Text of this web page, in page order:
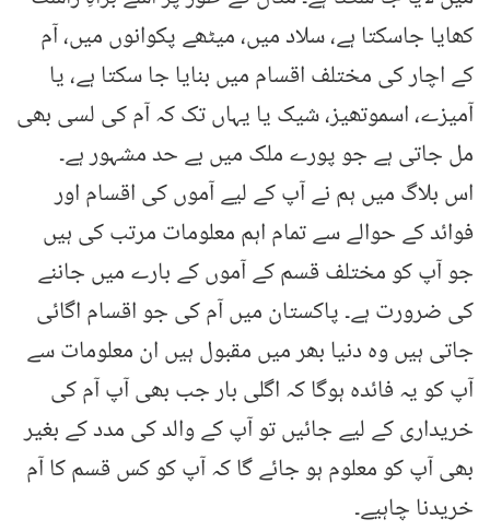
کھایا جاسکتا ہے، سلاد میں، میٹھے پکوانوں میں، آم
کے اچار کی مختلف اقسام میں بنایا جا سکتا ہے، یا
آمیزے، اسموتھیز، شیک یا یہاں تک کہ آم کی لسی بھی
مل جاتی ہے جو پورے ملک میں بے حد مشہور ہے۔
اس بلاگ میں ہم نے آپ کے لیے آموں کی اقسام اور
فوائد کے حوالے سے تمام اہم معلومات مرتب کی ہیں
جو آپ کو مختلف قسم کے آموں کے بارے میں جاننے
کی ضرورت ہے۔ پاکستان میں آم کی جو اقسام اگائی
جاتی ہیں وہ دنیا بھر میں مقبول ہیں ان معلومات سے
آپ کو یہ فائدہ ہوگا کہ اگلی بار جب بھی آپ آم کی
خریداری کے لیے جائیں تو آپ کے والد کی مدد کے بغیر
بھی آپ کو معلوم ہو جائے گا کہ آپ کو کس قسم کا آم
خریدنا چاہیے۔